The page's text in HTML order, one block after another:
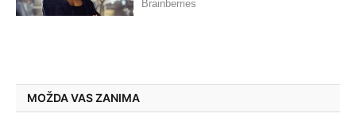
MOŽDA VAS ZANIMA